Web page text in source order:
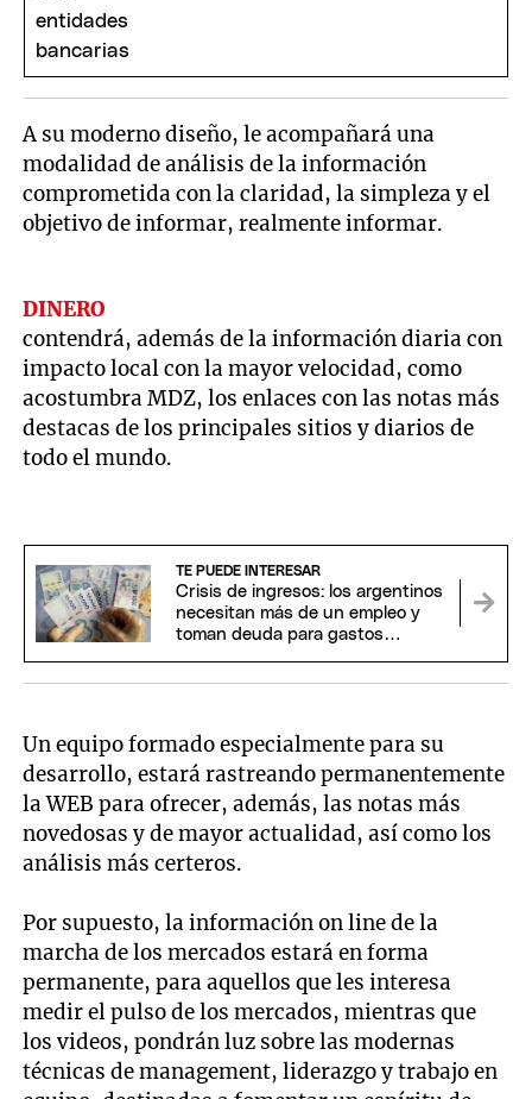
A su moderno diseño, le acompañará una
modalidad de análisis de la información
comprometida con la claridad, la simpleza y el
objetivo de informar, realmente informar.
DINERO
contendrá, además de la información diaria con
impacto local con la mayor velocidad, como
acostumbra MDZ, los enlaces con las notas más
destacas de los principales sitios y diarios de
todo el mundo.
TE PUEDE INTERESAR
Crisis de ingresos: los argentinos
necesitan más de un empleo y
toman deuda para gastos
Un equipo formado especialmente para su
desarrollo, estará rastreando permanentemente
la WEB para ofrecer, además, las notas más
novedosas y de mayor actualidad, así como los
análisis más certeros.
Por supuesto, la información on line de la
marcha de los mercados estará en forma
permanente, para aquellos que les interesa
medir el pulso de los mercados, mientras que
los videos, pondrán luz sobre las modernas
técnicas de management, liderazgo y trabajo en